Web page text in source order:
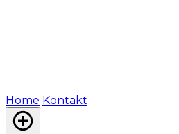
Home Kontakt